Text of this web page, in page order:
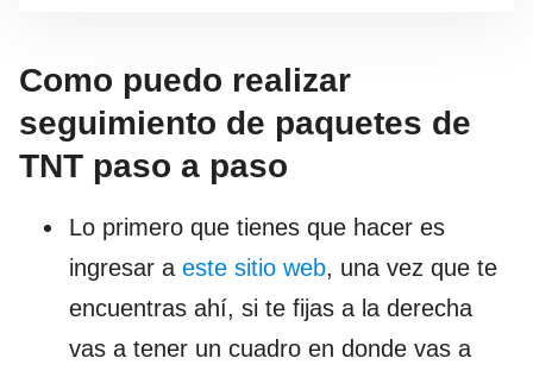
Como puedo realizar
seguimiento de paquetes de
TNT paso a paso
Lo primero que tienes que hacer es
ingresar a este sitio web, una vez que te
encuentras ahí, si te fijas a la derecha
vas a tener un cuadro en donde vas a